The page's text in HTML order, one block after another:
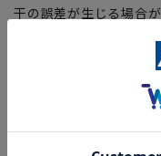
干の誤差が生じる場合
部、商品現物におすす
■ブラウザやお使いの